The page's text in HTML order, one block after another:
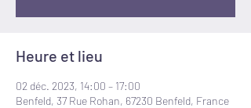
Heure et lieu
02 déc. 2023, 14:00 – 17:00
Benfeld, 37 Rue Rohan, 67230 Benfeld, France